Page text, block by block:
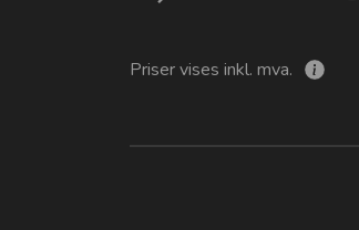
Priser vises inkl. mva.